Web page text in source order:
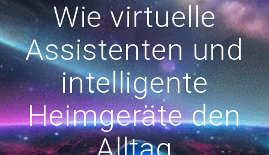
Wie virtuelle
Assistenten und
intelligente
Heimgeräte den